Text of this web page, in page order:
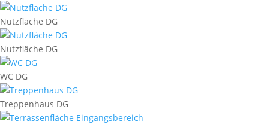
Nutzfläche DG
Nutzfläche DG
WC DG
Treppenhaus DG